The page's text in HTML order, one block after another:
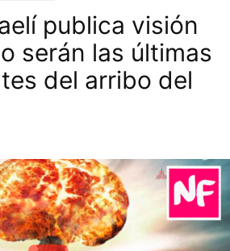
publica visión
serán las últimas
del arribo del